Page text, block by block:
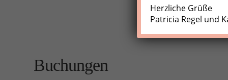
Buchungen
Herzliche Grüße
Patricia Regel und